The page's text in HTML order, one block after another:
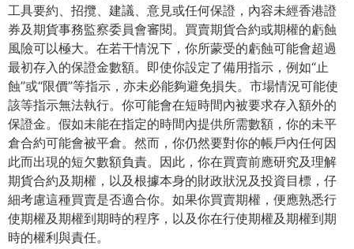
工具要約、招攬、建議、意見或任何保證，內容未經香港證
券及期貨事務監察委員會審閱。買賣期貨合約或期權的虧蝕
⾵險可以極⼤。在若⼲情況下，你所蒙受的虧蝕可能會超過
最初存⼊的保證⾦數額。即使你設定了備⽤指⽰，例如“⽌
蝕”或“限價”等指⽰，亦未必能夠避免損失。市場情況可能使
該等指⽰無法執⾏。你可能會在短時間內被要求存⼊額外的
保證⾦。假如未能在指定的時間內提供所需數額，你的未平
倉合約可能會被平倉。然⽽，你仍然要對你的帳戶內任何因
此⽽出現的短⽋數額負責。因此，你在買賣前應研究及理解
期貨合約及期權，以及根據本⾝的財政狀況及投資⽬標，仔
細考慮這種買賣是否適合你。如果你買賣期權，便應熟悉⾏
使期權及期權到期時的程序，以及你在⾏使期權及期權到期
時的權利與責任。